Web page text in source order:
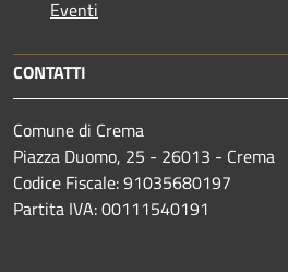
Eventi
CONTATTI
Comune di Crema
Piazza Duomo, 25 - 26013 - Crema
Codice Fiscale: 91035680197
Partita IVA: 00111540191